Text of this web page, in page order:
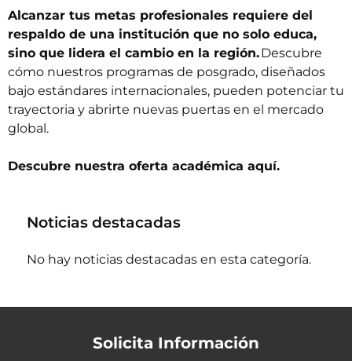
Alcanzar tus metas profesionales requiere del
respaldo de una institución que no solo educa,
sino que lidera el cambio en la región.Descubre
cómo nuestros programas de posgrado, diseñados
bajo estándares internacionales, pueden potenciar tu
trayectoria y abrirte nuevas puertas en el mercado
global.
Descubre nuestra oferta académica aquí.
Noticias destacadas
No hay noticias destacadas en esta categoría.
Solicita Información